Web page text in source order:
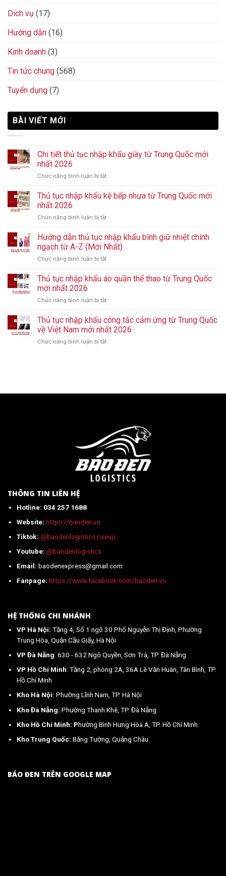
Dich vụ (17)
Hướng dẫn (16)
Kinh doanh (3)
Tin tức chung (568)
Tuyển dụng (7)
BÀI VIẾT MỚI
Chi tiết thủ tục nhập khẩu giày từ Trung Quốc mới
nhất 2026
Chức năng bình luận bị tắt
tiết
thủ
giày
từ
Trung
nhất
Thủ tục nhập khẩu kệ bếp nhựa từ Trung Quốc mới
nhất 2026
Chức năng bình luận bị tắt
tục
nhập
khẩu
nhựa
nhất
2026
Hướng dẫn thủ tục nhập khẩu bình giữ nhiệt chính
ngạch từ A-Z (Mới Nhất)
Chức năng bình luận bị tắt
dẫn
bình
giữ
Thủ tục nhập khẩu áo quần thể thao từ Trung Quốc
mới nhất 2026
Chức năng bình luận bị tắt
tục
nhập
Quốc
Thủ tục nhập khẩu công tắc cảm ứng từ Trung Quốc
về Việt Nam mới nhất 2026
Chức năng bình luận bị tắt
tắc
Trung
Quốc
về
Nam
mới
nhất
THÔNG TIN LIÊN HỆ
Hotline: 034 257 1688
Website: https://baoden.vn
Tiktok: @baodenlogistics.riseup
Youtube: @baodenlogistics
Email: baodenexpress@gmail.com
Fanpage: https://www.facebook.com/baoden.vn
HỆ THỐNG CHI NHÁNH
VP Hà Nội: Tầng 4, Số 1 ngõ 30 Phố Nguyễn Thị Định, Phường
Trung Hòa, Quận Cầu Giấy, Hà Nội
VP Đà Nẵng: 630 - 632 Ngô Quyền, Sơn Trà, TP. Đà Nẵng
VP Hồ Chí Minh: Tầng 2, phòng 2A, 36A Lê Văn Huân, Tân Bình, TP.
Hồ Chí Minh
Kho Hà Nội: Phường Lĩnh Nam, TP. Hà Nội
Kho Đà Nẵng: Phường Thanh Khê, TP. Đà Nẵng
Kho Hồ Chí Minh: Phường Bình Hưng Hòa A, TP. Hồ Chí Minh
Kho Trung Quốc: Bằng Tường, Quảng Châu
BÁO ĐEN TRÊN GOOGLE MAP